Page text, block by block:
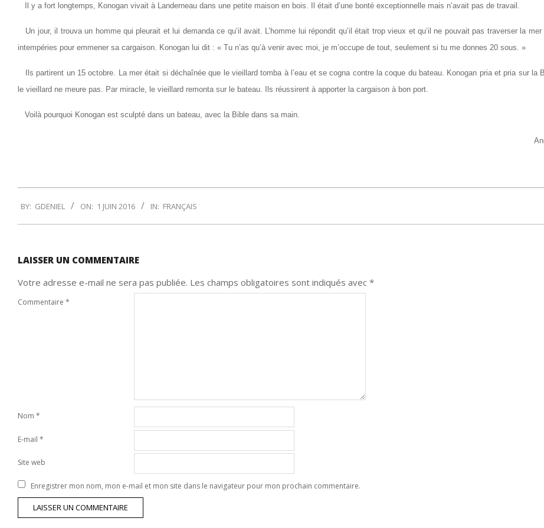
Il y a fort longtemps, Konogan vivait à Landerneau dans une petite maison en bois. Il était d’une bonté exceptionnelle mais n’avait pas de travail.
Un jour, il trouva un homme qui pleurait et lui demanda ce qu’il avait. L’homme lui répondit qu’il était trop vieux et qu’il ne pouvait pas traverser la
intempéries pour emmener sa cargaison. Konogan lui dit : « Tu n’as qu’à venir avec moi, je m’occupe de tout, seulement si tu me donnes 20 sous. »
Ils partirent un 15 octobre. La mer était si déchaînée que le vieillard tomba à l’eau et se cogna contre la coque du bateau. Konogan pria et pria sur la
le vieillard ne meure pas. Par miracle, le vieillard remonta sur le bateau. Ils réussirent à apporter la cargaison à bon port.
Voilà pourquoi Konogan est sculpté dans un bateau, avec la Bible dans sa main.
06-
01
BY: GDENIEL ON: 1 JUIN 2016 IN: FRANÇAIS
LAISSER UN COMMENTAIRE
Votre adresse e-mail ne sera pas publiée. Les champs obligatoires sont indiqués avec *
Commentaire *
Nom *
E-mail *
Site web
Enregistrer mon nom, mon e-mail et mon site dans le navigateur pour mon prochain commentaire.